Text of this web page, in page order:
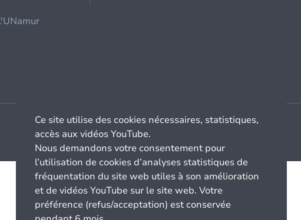
Ce site utilise des cookies nécessaires, statistiques,
accès aux vidéos YouTube.
Nous demandons votre consentement pour
l’utilisation de cookies d’analyses statistiques de
fréquentation du site web utiles à son amélioration
et de vidéos YouTube sur le site web. Votre
préférence (refus/acceptation) est conservée